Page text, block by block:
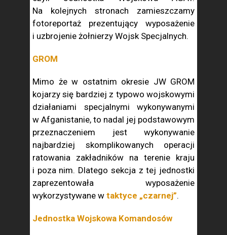
Na kolejnych stronach zamieszczamy
fotoreportaż prezentujący wyposażenie
i uzbrojenie żołnierzy Wojsk Specjalnych.
GROM
Mimo że w ostatnim okresie JW GROM
kojarzy się bardziej z typowo wojskowymi
działaniami specjalnymi wykonywanymi
w Afganistanie, to nadal jej podstawowym
przeznaczeniem jest wykonywanie
najbardziej skomplikowanych operacji
ratowania zakładników na terenie kraju
i poza nim. Dlatego sekcja z tej jednostki
zaprezentowała wyposażenie
wykorzystywane w taktyce „czarnej”.
Jednostka Wojskowa Komandosów